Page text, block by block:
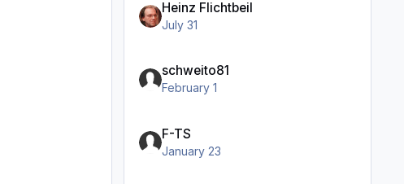
Heinz Flichtbeil
July 31
schweito81
February 1
F-TS
January 23